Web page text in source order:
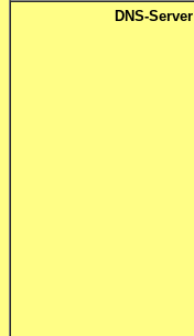
DNS-Server